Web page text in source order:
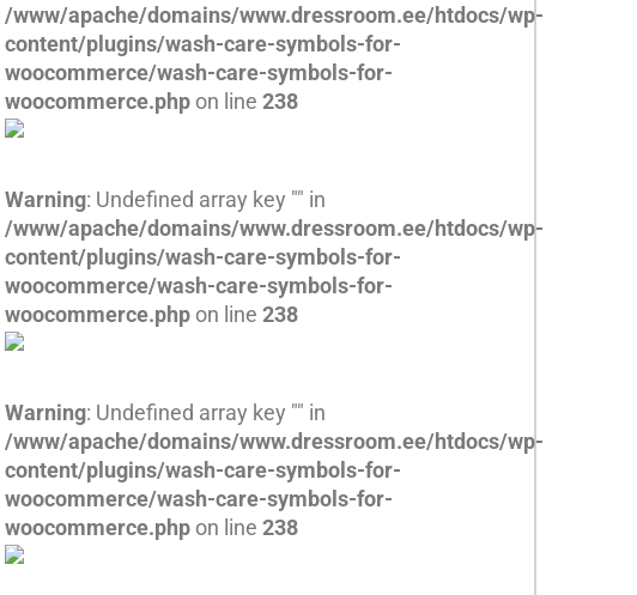
/www/apache/domains/www.dressroom.ee/htdocs/wp-
content/plugins/wash-care-symbols-for-
woocommerce/wash-care-symbols-for-
woocommerce.php on line 238
Warning: Undefined array key "" in
/www/apache/domains/www.dressroom.ee/htdocs/wp-
content/plugins/wash-care-symbols-for-
woocommerce/wash-care-symbols-for-
woocommerce.php on line 238
Warning: Undefined array key "" in
/www/apache/domains/www.dressroom.ee/htdocs/wp-
content/plugins/wash-care-symbols-for-
woocommerce/wash-care-symbols-for-
woocommerce.php on line 238